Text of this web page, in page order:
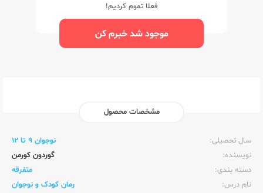
فعلا تموم کردیم!
موجود شد خبرم کن
مشخصات محصول
سال تحصیلی:‌
نوجوان 9 تا 12
نویسنده:‌
گوردون کورمن
دسته بندی:
متفرقه
نام درس:
رمان کودک و نوجوان